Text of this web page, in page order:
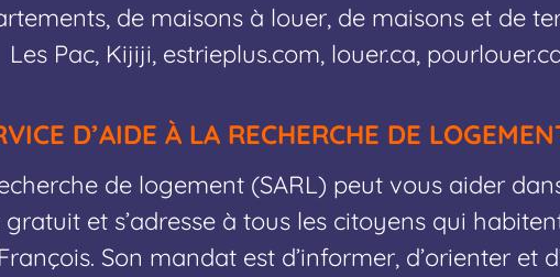
de maisons à louer, de maisons et de
Pac, Kijiji, estrieplus.com, louer.ca,
D’AIDE À LA RECHERCHE DE
de logement (SARL) peut vous aider
et s’adresse à tous les citoyens qui
Son mandat est d’informer, d’orienter et